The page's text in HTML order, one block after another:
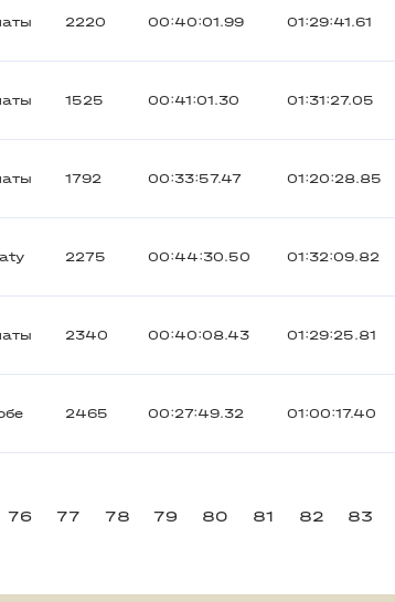
2220 00:40:01.99 01:29:41.61
1525 00:41:01.30 01:31:27.05
1792 00:33:57.47 01:20:28.85
2275 00:44:30.50 01:32:09.82
2340 00:40:08.43 01:29:25.81
2465 00:27:49.32 01:00:17.40
76 77 78 79 80 81 82 83